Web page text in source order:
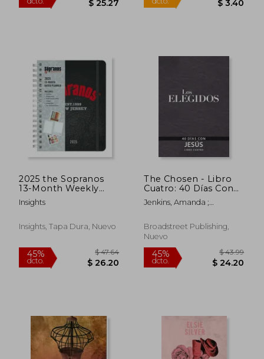
45%
dcto.
2025 the Sopranos
13-Month Weekly
Planner (en Inglés)
Insights
Insights, Tapa Dura, Nuevo
The Chosen - Libro
Cuatro: 40 Días Con
Jesús
Jenkins, Amanda ;
Dallas
Broadstreet Publishing,
Nuevo